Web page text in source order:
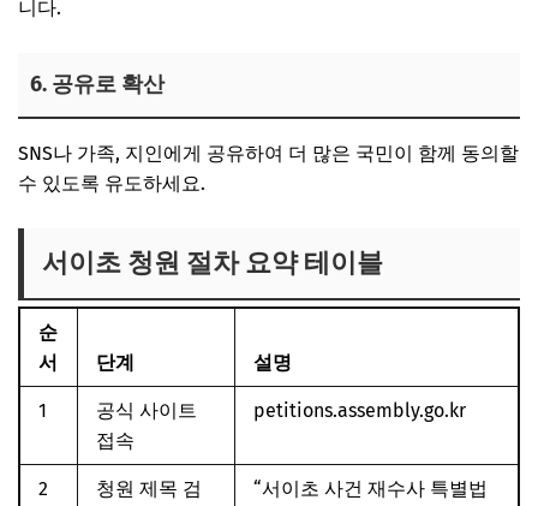
니다.
6. 공유로 확산
SNS나 가족, 지인에게 공유하여 더 많은 국민이 함께 동의할
수 있도록 유도하세요.
서이초 청원 절차 요약 테이블
순
서
단계 설명
1
공식 사이트
접속
petitions.assembly.go.kr
2
청원 제목 검
“서이초 사건 재수사 특별법